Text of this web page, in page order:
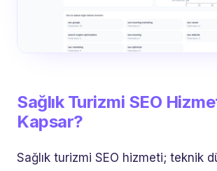
Sağlık Turizmi SEO
Kapsar?
Sağlık turizmi SEO hizmeti; teknik